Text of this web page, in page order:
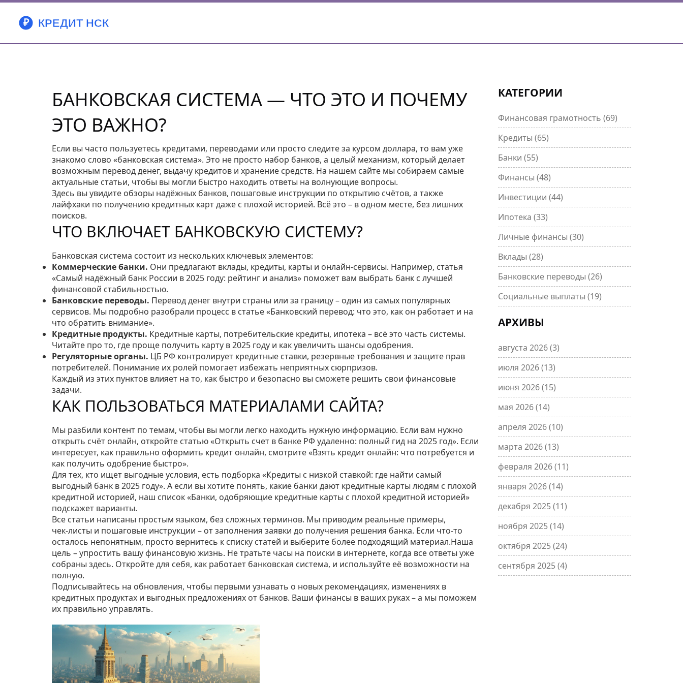
БАНКОВСКАЯ СИСТЕМА — ЧТО ЭТО И ПОЧЕМУ
ЭТО ВАЖНО?
Если вы часто пользуетесь кредитами, переводами или просто следите за курсом доллара, то вам уже
знакомо слово «банковская система». Это не просто набор банков, а целый механизм, который делает
возможным перевод денег, выдачу кредитов и хранение средств. На нашем сайте мы собираем самые
актуальные статьи, чтобы вы могли быстро находить ответы на волнующие вопросы.
Здесь вы увидите обзоры надёжных банков, пошаговые инструкции по открытию счётов, а также
лайфхаки по получению кредитных карт даже с плохой историей. Всё это – в одном месте, без лишних
поисков.
ЧТО ВКЛЮЧАЕТ БАНКОВСКУЮ СИСТЕМУ?
Банковская система состоит из нескольких ключевых элементов:
Коммерческие банки. Они предлагают вклады, кредиты, карты и онлайн‑сервисы. Например, статья
«Самый надёжный банк России в 2025 году: рейтинг и анализ» поможет вам выбрать банк с лучшей
финансовой стабильностью.
Банковские переводы. Перевод денег внутри страны или за границу – один из самых популярных
сервисов. Мы подробно разобрали процесс в статье «Банковский перевод: что это, как он работает и на
что обратить внимание».
Кредитные продукты. Кредитные карты, потребительские кредиты, ипотека – всё это часть системы.
Читайте про то, где проще получить карту в 2025 году и как увеличить шансы одобрения.
Регуляторные органы. ЦБ РФ контролирует кредитные ставки, резервные требования и защите прав
потребителей. Понимание их ролей помогает избежать неприятных сюрпризов.
Каждый из этих пунктов влияет на то, как быстро и безопасно вы сможете решить свои финансовые
задачи.
КАК ПОЛЬЗОВАТЬСЯ МАТЕРИАЛАМИ САЙТА?
Мы разбили контент по темам, чтобы вы могли легко находить нужную информацию. Если вам нужно
открыть счёт онлайн, откройте статью «Открыть счет в банке РФ удаленно: полный гид на 2025 год». Если
интересует, как правильно оформить кредит онлайн, смотрите «Взять кредит онлайн: что потребуется и
как получить одобрение быстро».
Для тех, кто ищет выгодные условия, есть подборка «Кредиты с низкой ставкой: где найти самый
выгодный банк в 2025 году». А если вы хотите понять, какие банки дают кредитные карты людям с плохой
кредитной историей, наш список «Банки, одобряющие кредитные карты с плохой кредитной историей»
подскажет варианты.
Все статьи написаны простым языком, без сложных терминов. Мы приводим реальные примеры,
чек‑листы и пошаговые инструкции – от заполнения заявки до получения решения банка. Если что‑то
осталось непонятным, просто вернитесь к списку статей и выберите более подходящий материал.Наша
цель – упростить вашу финансовую жизнь. Не тратьте часы на поиски в интернете, когда все ответы уже
собраны здесь. Откройте для себя, как работает банковская система, и используйте её возможности на
полную.
Подписывайтесь на обновления, чтобы первыми узнавать о новых рекомендациях, изменениях в
кредитных продуктах и выгодных предложениях от банков. Ваши финансы в ваших руках – а мы поможем
их правильно управлять.
КАТЕГОРИИ
Финансовая грамотность (69)
Кредиты (65)
Банки (55)
Финансы (48)
Инвестиции (44)
Ипотека (33)
Личные финансы (30)
Вклады (28)
Банковские переводы (26)
Социальные выплаты (19)
АРХИВЫ
августа 2026(3)
июля 2026(13)
июня 2026(15)
мая 2026(14)
апреля 2026(10)
марта 2026(13)
февраля 2026(11)
января 2026(14)
декабря 2025(11)
ноября 2025(14)
октября 2025(24)
сентября 2025(4)